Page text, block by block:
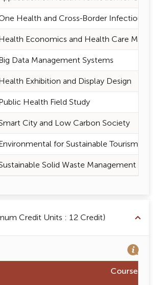
Health and Cross-Border Infectious
Economics and Health Care
Data Management Systems
Exhibition and Display Design
Health Field Study
City and Low Carbon Society
for Sustainable Tourism
Solid Waste Management
Credit Units : 12 Credit)
Course